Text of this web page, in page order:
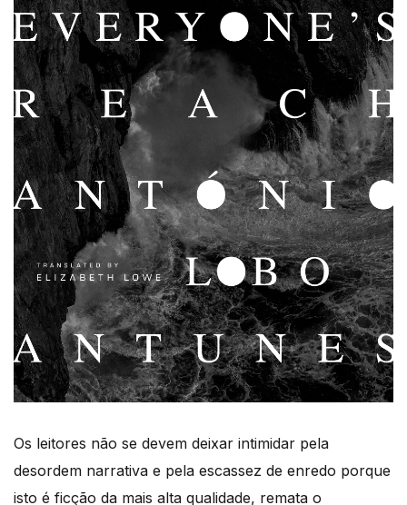
Os leitores não se devem deixar intimidar pela
desordem narrativa e pela escassez de enredo porque
isto é ficção da mais alta qualidade, remata o